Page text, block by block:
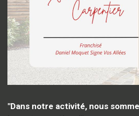
"Dans notre activité, nous